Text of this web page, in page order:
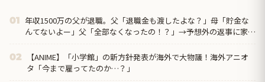
01
年収1500万の父が退職。父「退職金も渡したよな？」母「貯金な
んてないよー」父「全部なくなったの！？」→予想外の返事に家族
02
【ANIME】「小学館」の新方針発表が海外で大物議！海外アニオ
タ「今まで雇ってたのか…？」